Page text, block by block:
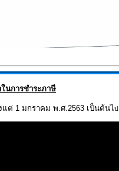
นการชำระภาษี
ต่ 1 มกราคม พ.ศ.2563 เป็นต้นไป